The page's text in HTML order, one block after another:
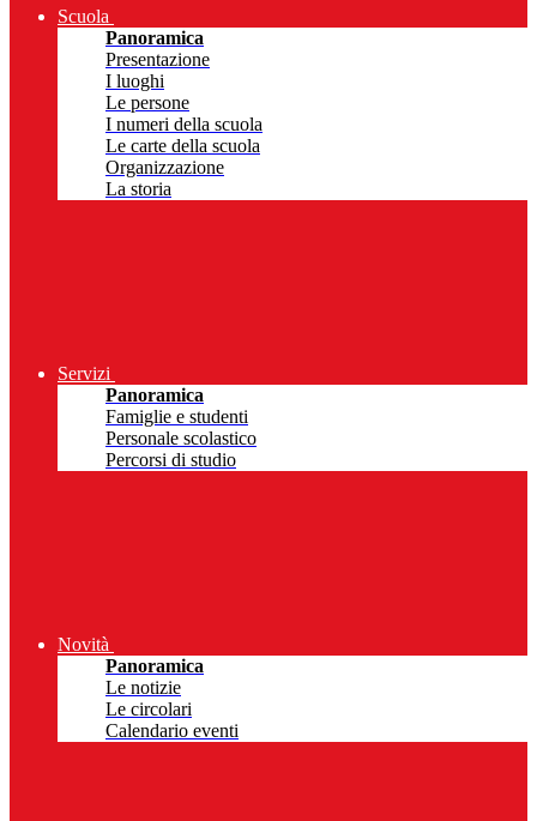
Scuola
Panoramica
Presentazione
I luoghi
Le persone
I numeri della scuola
Le carte della scuola
Organizzazione
La storia
Servizi
Panoramica
Famiglie e studenti
Personale scolastico
Percorsi di studio
Novità
Panoramica
Le notizie
Le circolari
Calendario eventi